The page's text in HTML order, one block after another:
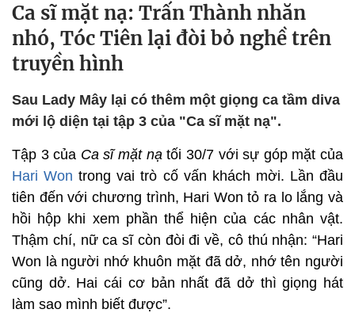
Ca sĩ mặt nạ: Trấn Thành nhăn
nhó, Tóc Tiên lại đòi bỏ nghề trên
truyền hình
Sau Lady Mây lại có thêm một giọng ca tầm diva
mới lộ diện tại tập 3 của "Ca sĩ mặt nạ".
Tập 3 của Ca sĩ mặt nạtối 30/7 với sự góp mặt của
Hari Won trong vai trò cố vấn khách mời. Lần đầu
tiên đến với chương trình, Hari Won tỏ ra lo lắng và
hồi hộp khi xem phần thể hiện của các nhân vật.
Thậm chí, nữ ca sĩ còn đòi đi về, cô thú nhận: “Hari
Won là người nhớ khuôn mặt đã dở, nhớ tên người
cũng dở. Hai cái cơ bản nhất đã dở thì giọng hát
làm sao mình biết được”.